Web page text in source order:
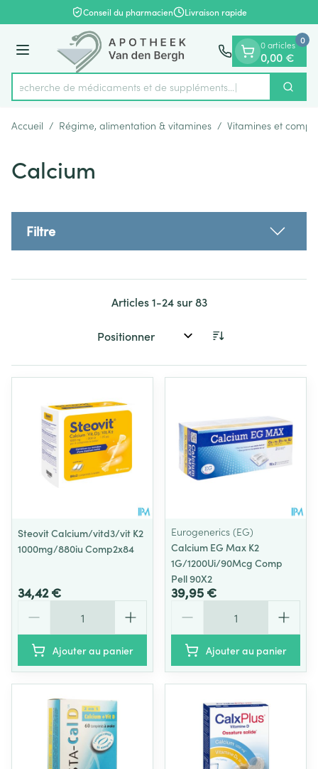
Aller au contenu
1 de 1Conseil du pharmacien Livraison rapide
Menu
Rechercher
Recherche de médicaments et
0 articles
0,00 €
0
Accueil / Régime, alimentation & vitamines / Vitamines et
Calcium
Filtre
Articles1-24sur83
Trier par:
Steovit Calcium/vitd3/vit K2
1000mg/880iu Comp2x84
34,42 €
Ajouter au panier
Eurogenerics (EG)
Calcium EG Max K2
1G/1200Ui/90Mcg Comp
Pell 90X2
39,95 €
Ajouter au panier